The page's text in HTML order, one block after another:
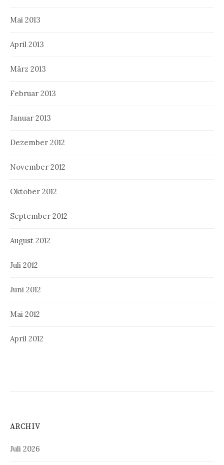
Mai 2013
April 2013
März 2013
Februar 2013
Januar 2013
Dezember 2012
November 2012
Oktober 2012
September 2012
August 2012
Juli 2012
Juni 2012
Mai 2012
April 2012
ARCHIV
Juli 2026